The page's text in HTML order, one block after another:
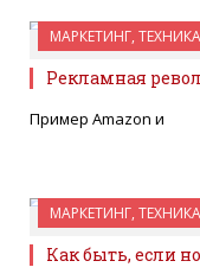
МАРКЕТИНГ,
09 НОЯБРЯ 2011
Рекламная
Пример Amazon и
МАРКЕТИНГ,
08 НОЯБРЯ 2011
Как быть, если